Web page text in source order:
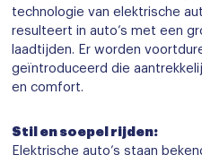
technologie van elektrische
resulteert in auto’s met een
laadtijden. Er worden
geïntroduceerd die
en comfort.
Stil en soepel rijden:
Elektrische auto’s staan